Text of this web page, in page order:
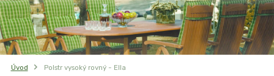
Úvod Polstr vysoký rovný - Ella